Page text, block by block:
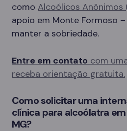
como Alcoólicos Anônimos
apoio em Monte Formoso
manter a sobriedade.
Entre em contato com
receba orientação gratuita.
Como solicitar uma
clínica para alcoólatra
MG?